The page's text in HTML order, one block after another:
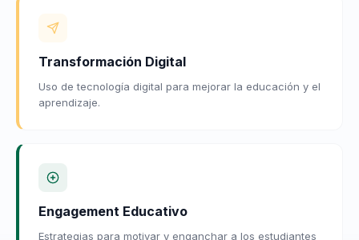
Transformación Digital
Uso de tecnología digital para mejorar la educación y el
aprendizaje.
Engagement Educativo
Estrategias para motivar y enganchar a los estudiantes